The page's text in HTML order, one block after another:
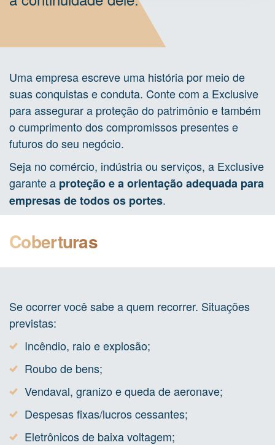
Uma empresa escreve uma história por meio de
suas conquistas e conduta. Conte com a Exclusive
para assegurar a proteção do patrimônio e também
o cumprimento dos compromissos presentes e
futuros do seu negócio.
Seja no comércio, indústria ou serviços, a Exclusive
garante a proteção e a orientação adequada para
empresas de todos os portes.
Coberturas
Se ocorrer você sabe a quem recorrer. Situações
previstas:
Incêndio, raio e explosão;
Roubo de bens;
Vendaval, granizo e queda de aeronave;
Despesas fixas/lucros cessantes;
Eletrônicos de baixa voltagem;